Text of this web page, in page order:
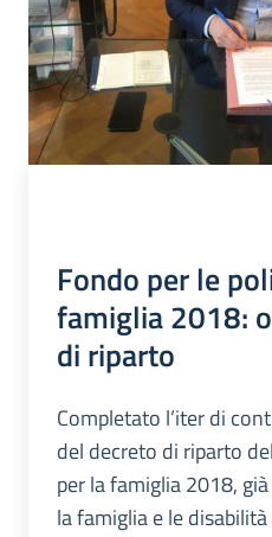
Fondo per le
famiglia 2018:
di riparto
Completato l’iter di
del decreto di riparto
per la famiglia 2018,
la famiglia e le